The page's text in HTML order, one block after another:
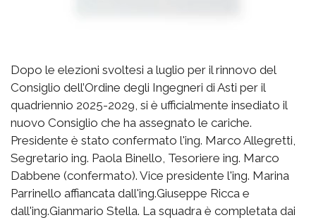
Dopo le elezioni svoltesi a luglio per il rinnovo del
Consiglio dell’Ordine degli Ingegneri di Asti per il
quadriennio 2025-2029, si è ufficialmente insediato il
nuovo Consiglio che ha assegnato le cariche.
Presidente è stato confermato l'ing. Marco Allegretti,
Segretario ing. Paola Binello, Tesoriere ing. Marco
Dabbene (confermato). Vice presidente l'ing. Marina
Parrinello affiancata dall'ing.Giuseppe Ricca e
dall'ing.Gianmario Stella. La squadra è completata dai